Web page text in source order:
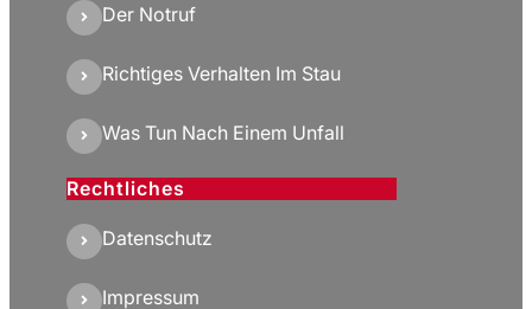
Der Notruf
Richtiges Verhalten Im Stau
Was Tun Nach Einem Unfall
Rechtliches
Datenschutz
Impressum